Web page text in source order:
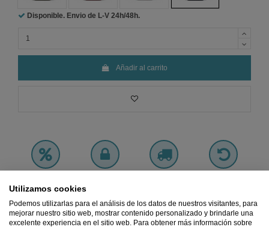
Disponible. Envio de L-V 24h/48h.
Añadir al carrito
Ref. 51120308
Utilizamos cookies
Podemos utilizarlas para el análisis de los datos de nuestros visitantes, para
mejorar nuestro sitio web, mostrar contenido personalizado y brindarle una
excelente experiencia en el sitio web. Para obtener más información sobre